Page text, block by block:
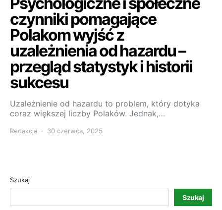
czynniki pomagające
Polakom wyjść z
uzależnienia od hazardu –
przegląd statystyk i historii
sukcesu
Uzależnienie od hazardu to problem, który dotyka
coraz większej liczby Polaków. Jednak,…
Redakcja 30 czerwca, 2025
Szukaj
Szukaj